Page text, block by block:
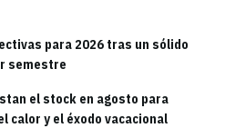
para 2026 tras un sólido
semestre
el stock en agosto para
calor y el éxodo vacacional